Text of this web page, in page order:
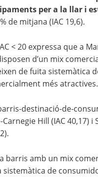
per a la llar i
de mitjana (IAC 19,6).
< 20 expressa que a
d’un mix
de fuita sistemàtica
més atractives.
destinació-de-
Carnegie Hill (IAC 40,17)
barris amb un mix
sistemàtica de